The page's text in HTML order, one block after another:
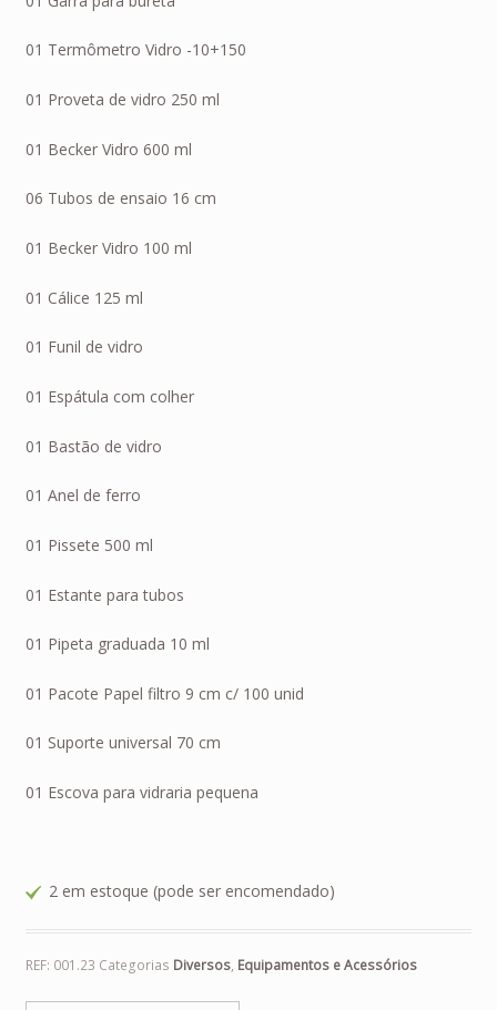
01 Termômetro Vidro -10+150
01 Proveta de vidro 250 ml
01 Becker Vidro 600 ml
06 Tubos de ensaio 16 cm
01 Becker Vidro 100 ml
01 Cálice 125 ml
01 Funil de vidro
01 Espátula com colher
01 Bastão de vidro
01 Anel de ferro
01 Pissete 500 ml
01 Estante para tubos
01 Pipeta graduada 10 ml
01 Pacote Papel filtro 9 cm c/ 100 unid
01 Suporte universal 70 cm
01 Escova para vidraria pequena
2 em estoque (pode ser encomendado)
REF: 001.23 Categorias Diversos, Equipamentos e Acessórios